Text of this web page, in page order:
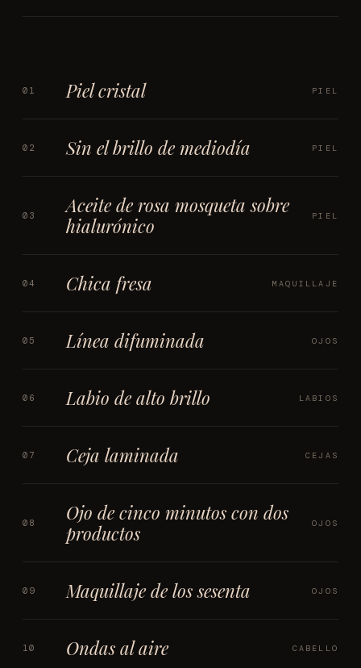
01 Piel cristal PIEL
02 Sin el brillo de mediodía PIEL
03
Aceite de rosa mosqueta sobre
hialurónico
PIEL
04 Chica fresa MAQUILLAJE
05 Línea difuminada OJOS
06 Labio de alto brillo LABIOS
07 Ceja laminada CEJAS
08
Ojo de cinco minutos con dos
productos
OJOS
09 Maquillaje de los sesenta OJOS
10 Ondas al aire CABELLO